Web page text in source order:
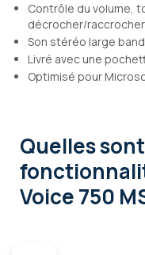
Contrôle du volume,
décrocher/
Son stéréo large
Livré avec une
Optimisé pour
Quelles
Voice 750